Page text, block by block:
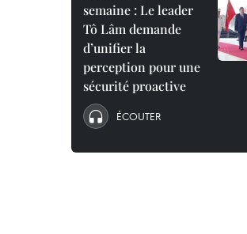
semaine : Le leader
Tô Lâm demande
d’unifier la
perception pour une
sécurité proactive
ÉCOUTER